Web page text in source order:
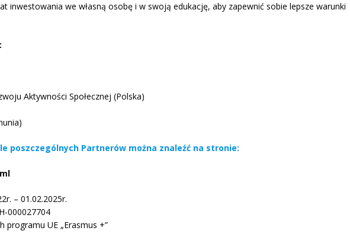
inwestowania we własną osobę i w swoją edukację, aby zapewnić sobie lepsze warunki
Aktywności Społecznej (Polska)
poszczególnych Partnerów można znaleźć na stronie:
– 01.02.2025r.
000027704
programu UE „Erasmus +”